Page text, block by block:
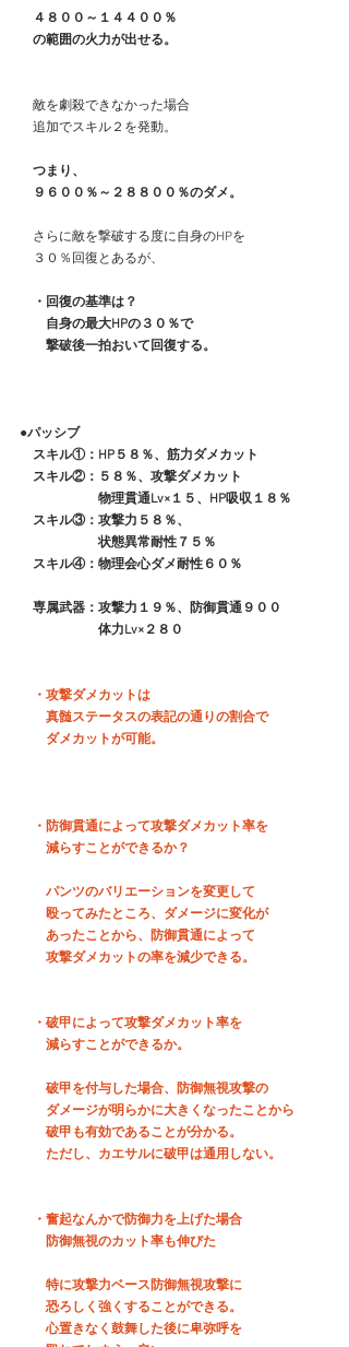
４８００～１４４００％
の範囲の火力が出せる。
敵を劇殺できなかった場合
追加でスキル２を発動。
つまり、
９６００％～２８８００％のダメ。
さらに敵を撃破する度に自身のHPを
３０％回復とあるが、
・回復の基準は？
自身の最大HPの３０％で
撃破後一拍おいて回復する。
●パッシブ
スキル①：HP５８％、筋力ダメカット
スキル②：５８％、攻撃ダメカット
物理貫通Lv×１５、HP吸収１８％
スキル③：攻撃力５８％、
状態異常耐性７５％
スキル④：物理会心ダメ耐性６０％
専属武器：攻撃力１９％、防御貫通９００
体力Lv×２８０
・攻撃ダメカットは
真髄ステータスの表記の通りの割合で
ダメカットが可能。
・防御貫通によって攻撃ダメカット率を
減らすことができるか？
パンツのバリエーションを変更して
殴ってみたところ、ダメージに変化が
あったことから、防御貫通によって
攻撃ダメカットの率を減少できる。
・破甲によって攻撃ダメカット率を
減らすことができるか。
破甲を付与した場合、防御無視攻撃の
ダメージが明らかに大きくなったことから
破甲も有効であることが分かる。
ただし、カエサルに破甲は通用しない。
・奮起なんかで防御力を上げた場合
防御無視のカット率も伸びた
特に攻撃力ベース防御無視攻撃に
恐ろしく強くすることができる。
心置きなく鼓舞した後に卑弥呼を